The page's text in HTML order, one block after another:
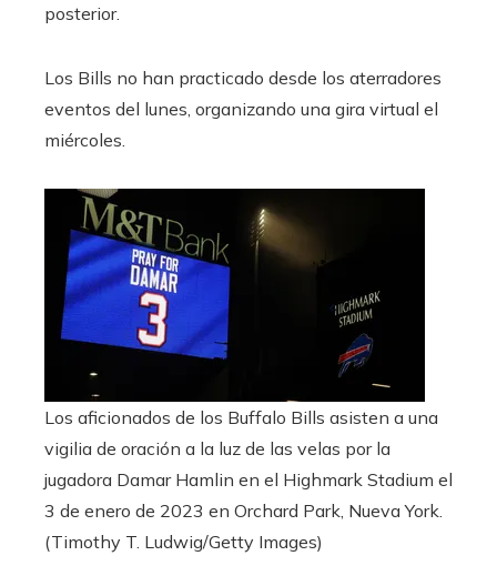
posterior.
Los Bills no han practicado desde los aterradores
eventos del lunes, organizando una gira virtual el
miércoles.
Los aficionados de los Buffalo Bills asisten a una
vigilia de oración a la luz de las velas por la
jugadora Damar Hamlin en el Highmark Stadium el
3 de enero de 2023 en Orchard Park, Nueva York.
(Timothy T. Ludwig/Getty Images)